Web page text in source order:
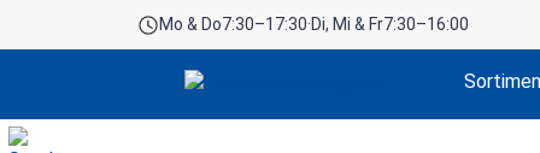
Hauptinhalt springen
Zur Suche springen
Zur Hauptnavigation springen
Mo & Do7:30–17:30·Di, Mi & Fr7:30–16:00